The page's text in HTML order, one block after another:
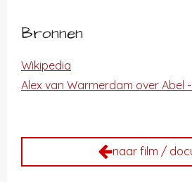
Bronnen
Wikipedia
Alex van Warmerdam over Abel
naar film /